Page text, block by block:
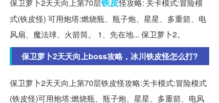
保卫萝卜2天天向上第70层
怪攻略: 关卡模式:冒险模
式(铁皮怪) 可用炮塔:燃烧瓶、瓶子炮、星星、多重箭、电
风扇、魔法球、火箭筒。 1、先在地... 保卫萝卜2。
保卫萝卜2天天向上boss攻略，冰川铁皮怪怎么打?
保卫萝卜2天天向上第70层铁皮怪攻略:关卡模式:冒险模式
(铁皮怪)可用炮塔:燃烧瓶、瓶子炮、星星、多重箭、电风